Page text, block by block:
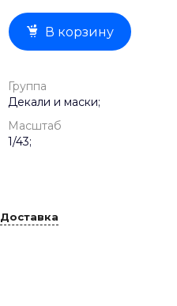
В корзину
Группа
Декали и маски;
Масштаб
1/43;
Доставка